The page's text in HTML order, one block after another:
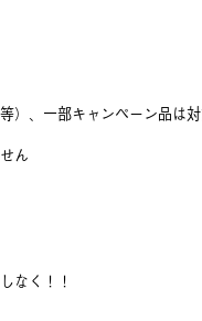
、⼀部キャンペーン品は対
ん
なく！！